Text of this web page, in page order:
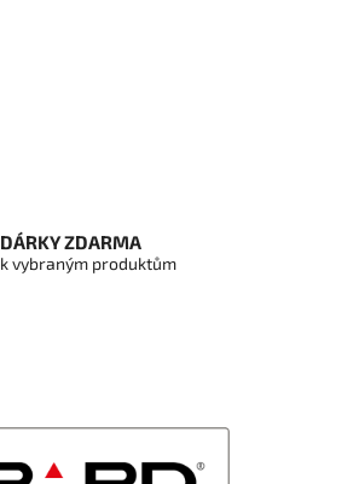
DÁRKY ZDARMA
k vybraným produktům